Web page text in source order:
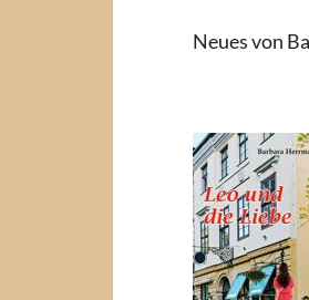
Neues von